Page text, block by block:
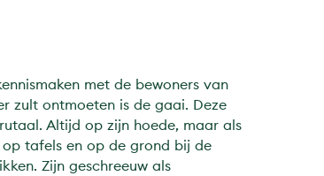
met de bewoners van
zult ontmoeten is de gaai. Deze
Altijd op zijn hoede, maar als
tafels en op de grond bij de
Zijn geschreeuw als